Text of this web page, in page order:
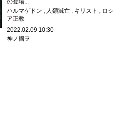
の登場...
ハルマゲドン
人類滅亡 キリスト
ロシ
ア正教
2022.02.09 10:30
神ノ國ヲ